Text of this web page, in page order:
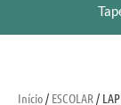
Início/ ESCOLAR/